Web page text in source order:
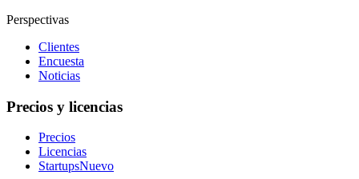
Perspectivas
Clientes
Encuesta
Noticias
Precios y licencias
Precios
Licencias
StartupsNuevo